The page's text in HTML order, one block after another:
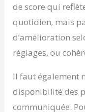
de score qui
quotidien, mais
d’amélioration
réglages, ou
Il faut également
disponibilité des
communiquée.